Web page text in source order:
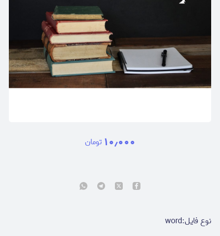
۱۰٫۰۰۰ تومان
نوع فایل:word